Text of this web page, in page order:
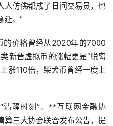
人仿佛都成了日间交易员，也
延。”
的价格曾经从2020年的7000
新晋虚拟币的涨幅更是“脱离
涨110倍，柴犬币曾经一度上
清醒时刻”。**互联网金融协
三大协会联合发布公告，提